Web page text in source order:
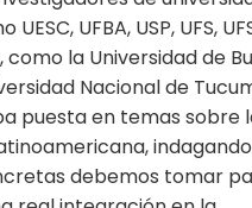
UFBA, USP, UFS,
la Universidad de
Nacional de
puesta en temas sobre
debemos tomar